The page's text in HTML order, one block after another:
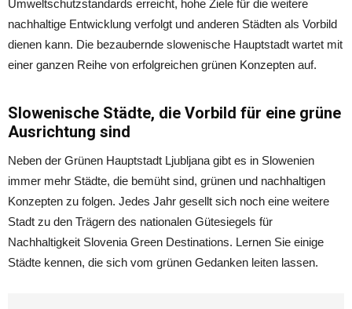
Umweltschutzstandards erreicht, hohe Ziele für die weitere
nachhaltige Entwicklung verfolgt und anderen Städten als Vorbild
dienen kann. Die bezaubernde slowenische Hauptstadt wartet mit
einer ganzen Reihe von erfolgreichen grünen Konzepten auf.
Slowenische Städte, die Vorbild für eine grüne
Ausrichtung sind
Neben der Grünen Hauptstadt Ljubljana gibt es in Slowenien
immer mehr Städte, die bemüht sind, grünen und nachhaltigen
Konzepten zu folgen. Jedes Jahr gesellt sich noch eine weitere
Stadt zu den Trägern des nationalen Gütesiegels für
Nachhaltigkeit Slovenia Green Destinations. Lernen Sie einige
Städte kennen, die sich vom grünen Gedanken leiten lassen.